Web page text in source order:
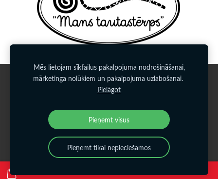
Sīkdatnes
Veidots arMozello- labo mājas lapu ģeneratoru.
Mēs lietojam sīkfailus pakalpojuma nodrošināšanai,
mārketinga nolūkiem un pakalpojuma uzlabošanai.
Pielāgot
Pieņemt visus
Pieņemt tikai nepieciešamos